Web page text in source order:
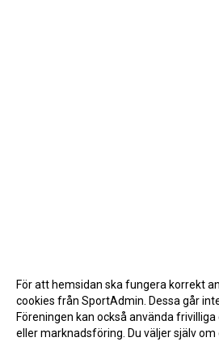
För att hemsidan ska fungera korrekt
cookies från SportAdmin. Dessa går
Föreningen kan också använda
eller marknadsföring. Du väljer själv om